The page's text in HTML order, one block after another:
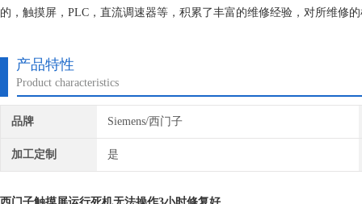
的，触摸屏，PLC，直流调速器等，积累了丰富的维修经验，对所维修
产品特性
Product characteristics
品牌 Siemens/西门子
加工定制 是